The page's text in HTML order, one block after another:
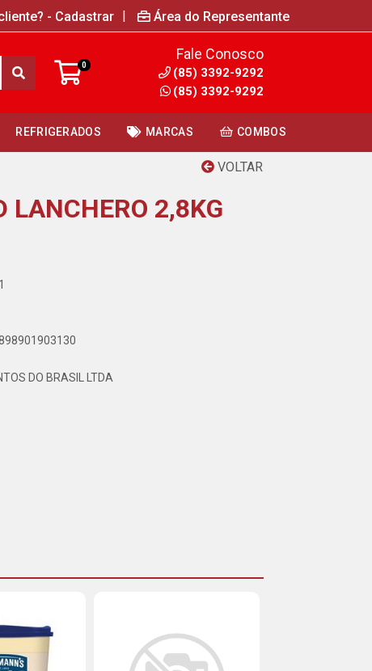
- Cadastrar | Área do Representante
0
Fale Conosco
(85) 3392-9292
(85) 3392-9292
REFRIGERADOS MARCAS COMBOS
VOLTAR
LANCHERO 2,8KG
DO BRASIL LTDA